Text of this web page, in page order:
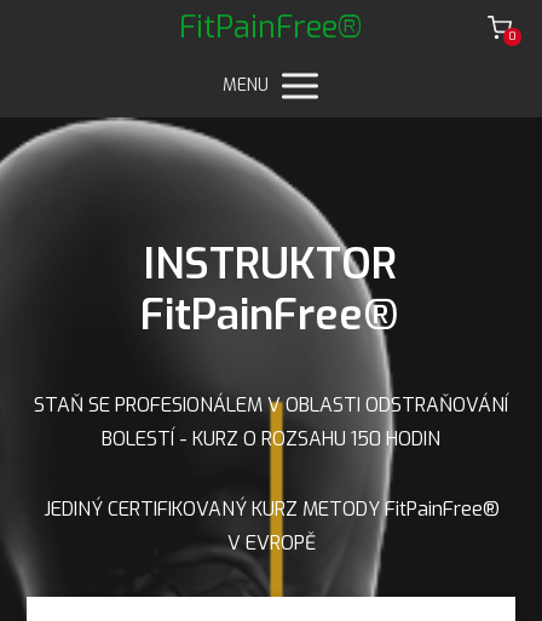
FitPainFree® 0
MENU
INSTRUKTOR
FitPainFree®
STAŇ SE PROFESIONÁLEM V OBLASTI ODSTRAŇOVÁNÍ
BOLESTÍ - KURZ O ROZSAHU 150 HODIN
JEDINÝ CERTIFIKOVANÝ KURZ METODY FitPainFree®
V EVROPĚ